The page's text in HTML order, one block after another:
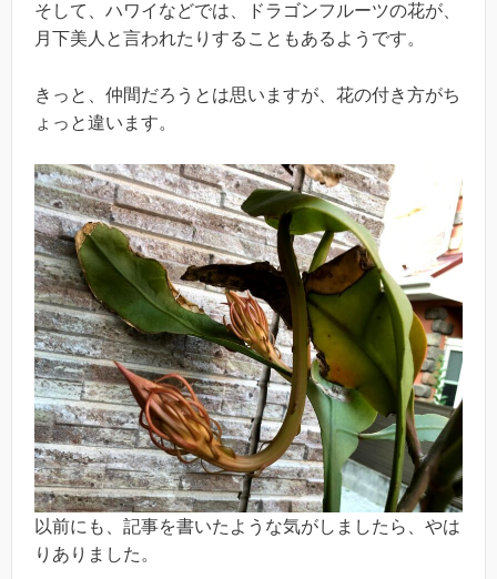
そして、ハワイなどでは、ドラゴンフルーツの花が、
月下美人と言われたりすることもあるようです。
きっと、仲間だろうとは思いますが、花の付き方がち
ょっと違います。
以前にも、記事を書いたような気がしましたら、やは
りありました。